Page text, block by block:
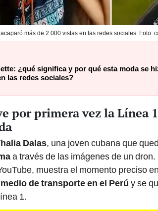
más de 2.000 vistas en las redes sociales. Foto:
¿qué significa y por qué esta moda se
las redes sociales?
por primera vez la Línea
Dalas, una joven cubana que
a través de las imágenes de un
muestra el momento preciso
medio de transporte en el Perú y se
1.